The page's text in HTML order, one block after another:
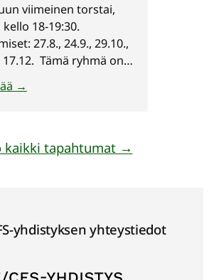
sen verran kuin…
viimeinen torstai,
18-19:30.
27.8., 24.9., 29.10.,
17.12. Tämä ryhmä on
ME/CFS (krooninen
-
on suunnattu
jäsen
ryhmään sinulle
→
kaikki tapahtumat →
yhdistyksen yhteystiedot